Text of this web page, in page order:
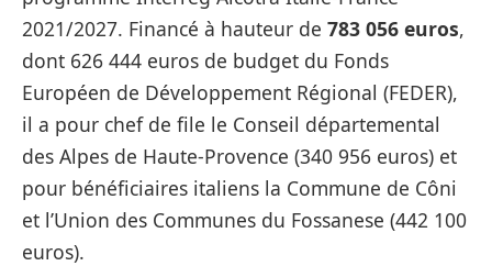
2021/2027. Financé à hauteur de 783 056 euros,
dont 626 444 euros de budget du Fonds
Européen de Développement Régional (FEDER),
il a pour chef de file le Conseil départemental
des Alpes de Haute-Provence (340 956 euros) et
pour bénéficiaires italiens la Commune de Côni
et l’Union des Communes du Fossanese (442 100
euros).